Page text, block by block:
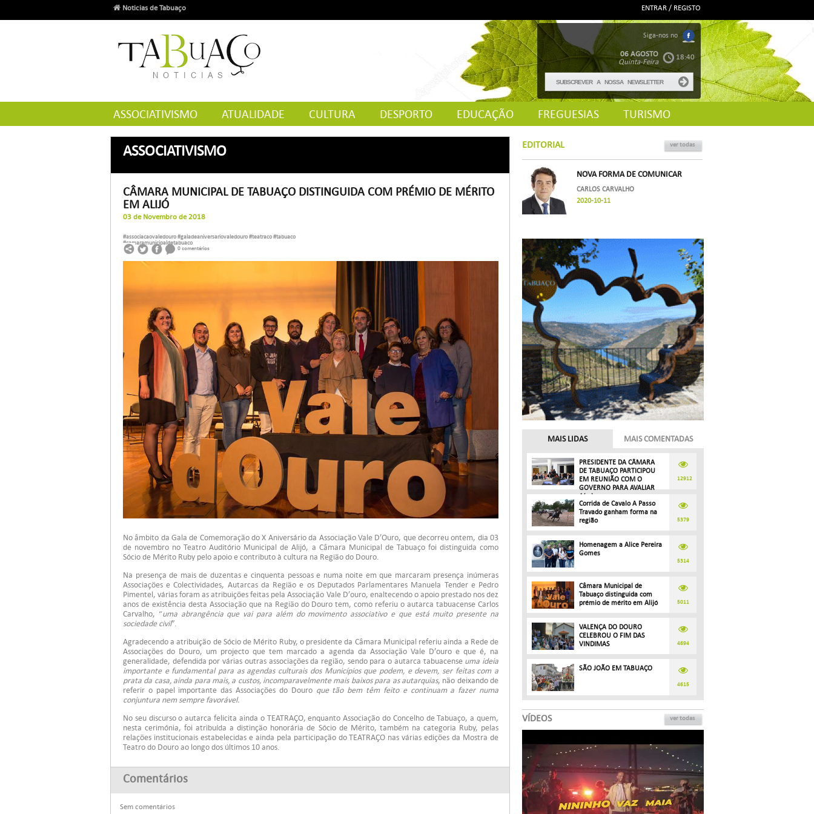
Noticias de Tabuaço ENTRAR / REGISTO
Siga-nos no
18:40
06 AGOSTO
Quinta-Feira
ASSOCIATIVISMO ATUALIDADE CULTURA DESPORTO EDUCAÇÃO FREGUESIAS TURISMO
ASSOCIATIVISMO
CÂMARA MUNICIPAL DE TABUAÇO DISTINGUIDA COM PRÉMIO DE MÉRITO
EM ALIJÓ
03 de Novembro de 2018
#associacaovaledouro #galadeaniversariovaledouro #teatraco #tabuaco
#camaramunicipaldetabuaco
0 comentários
No âmbito da Gala de Comemoração do X Aniversário da Associação Vale D’Ouro, que decorreu ontem, dia 03
de novembro no Teatro Auditório Municipal de Alijó, a Câmara Municipal de Tabuaço foi distinguida como
Sócio de Mérito Ruby pelo apoio e contributo à cultura na Região do Douro.
Na presença de mais de duzentas e cinquenta pessoas e numa noite em que marcaram presença inúmeras
Associações e Colectividades, Autarcas da Região e os Deputados Parlamentares Manuela Tender e Pedro
Pimentel, várias foram as atribuições feitas pela Associação Vale D’ouro, enaltecendo o apoio prestado nos dez
anos de existência desta Associação que na Região do Douro tem, como referiu o autarca tabuacense Carlos
Carvalho, “uma abrangência que vai para além do movimento associativo e que está muito presente na
sociedade civil”.
Agradecendo a atribuição de Sócio de Mérito Ruby, o presidente da Câmara Municipal referiu ainda a Rede de
Associações do Douro, um projecto que tem marcado a agenda da Associação Vale D’ouro e que é, na
generalidade, defendida por várias outras associações da região, sendo para o autarca tabuacense uma ideia
importante e fundamental para as agendas culturais dos Municípios que podem, e devem, ser feitas com a
prata da casa, ainda para mais, a custos, incomparavelmente mais baixos para as autarquias, não deixando de
referir o papel importante das Associações do Douro que tão bem têm feito e continuam a fazer numa
conjuntura nem sempre favorável.
No seu discurso o autarca felicita ainda o TEATRAÇO, enquanto Associação do Concelho de Tabuaço, a quem,
nesta cerimónia, foi atribuída a distinção honorária de Sócio de Mérito, também na categoria Ruby, pelas
relações institucionais estabelecidas e ainda pela participação do TEATRAÇO nas várias edições da Mostra de
Teatro do Douro ao longo dos últimos 10 anos.
Comentários
Sem comentários
EDITORIAL ver todas
NOVA FORMA DE COMUNICAR
CARLOS CARVALHO
2020-10-11
MAIS LIDAS MAIS COMENTADAS
PRESIDENTE DA CÂMARA
DE TABUAÇO PARTICIPOU
EM REUNIÃO COM O
GOVERNO PARA AVALIAR
A(...)
12912
Corrida de Cavalo A Passo
Travado ganham forma na
região
5379
Homenagem a Alice Pereira
Gomes
5314
Câmara Municipal de
Tabuaço distinguida com
prémio de mérito em Alijó
5011
VALENÇA DO DOURO
CELEBROU O FIM DAS
VINDIMAS
4694
SÃO JOÃO EM TABUAÇO
4615
VÍDEOS ver todas